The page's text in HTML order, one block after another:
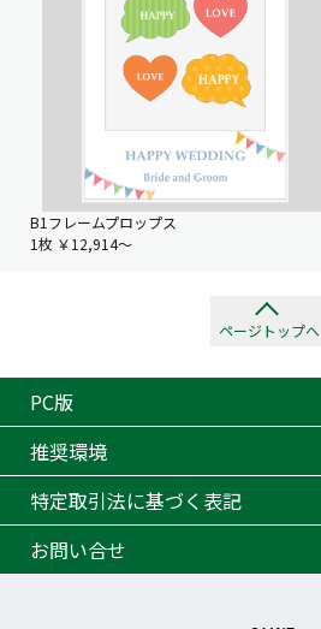
B1フレームプロップス
1枚 ￥12,914〜
ページトップへ
PC版
推奨環境
特定取引法に基づく表記
お問い合せ